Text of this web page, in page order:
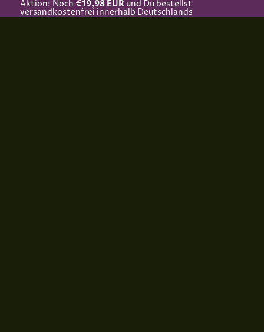
Aktion: Noch €19,98 EUR und Du bestellst
versandkostenfrei innerhalb Deutschlands